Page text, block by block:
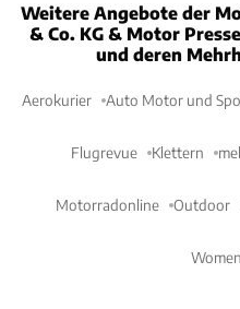
Weitere Angebote der
& Co. KG & Motor
und deren
Aerokurier Auto Motor und
Flugrevue Klettern
Motorradonline Outdoor